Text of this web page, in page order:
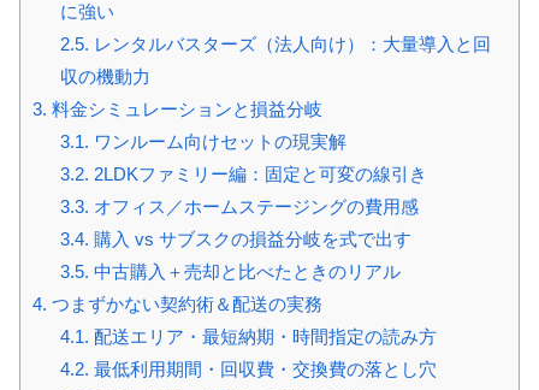
に強い
2.5. レンタルバスターズ（法人向け）：大量導入と回
収の機動力
3. 料金シミュレーションと損益分岐
3.1. ワンルーム向けセットの現実解
3.2. 2LDKファミリー編：固定と可変の線引き
3.3. オフィス／ホームステージングの費用感
3.4. 購入 vs サブスクの損益分岐を式で出す
3.5. 中古購入＋売却と比べたときのリアル
4. つまずかない契約術＆配送の実務
4.1. 配送エリア・最短納期・時間指定の読み方
4.2. 最低利用期間・回収費・交換費の落とし穴